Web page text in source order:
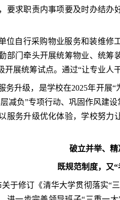
要求职责内事项要及时办结办
位自行采购物业服务和装维
部门牵头开展统筹物业、统筹
开展统筹试点。通过“让专业人
务升级，是学校在2025年开展“
减负”专项行动、巩固作风建
服务升级优化体验，学校努力
破立并举、精
既规范制度，又
于修订《清华大学贯彻落实“